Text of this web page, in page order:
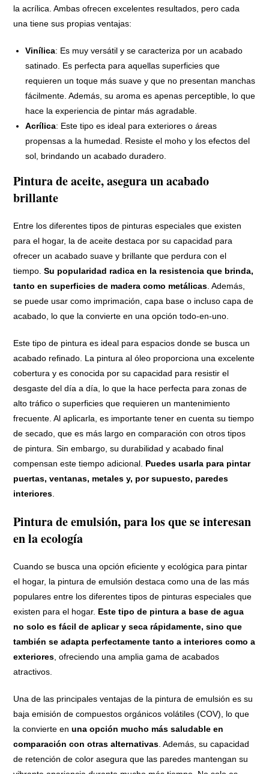
la acrílica. Ambas ofrecen excelentes resultados, pero cada
una tiene sus propias ventajas:
Vinílica: Es muy versátil y se caracteriza por un acabado
satinado. Es perfecta para aquellas superficies que
requieren un toque más suave y que no presentan manchas
fácilmente. Además, su aroma es apenas perceptible, lo que
hace la experiencia de pintar más agradable.
Acrílica: Este tipo es ideal para exteriores o áreas
propensas a la humedad. Resiste el moho y los efectos del
sol, brindando un acabado duradero.
Pintura de aceite, asegura un acabado
brillante
Entre los diferentes tipos de pinturas especiales que existen
para el hogar, la de aceite destaca por su capacidad para
ofrecer un acabado suave y brillante que perdura con el
tiempo.Su popularidad radica en la resistencia que brinda,
tanto en superficies de madera como metálicas . Además,
se puede usar como imprimación, capa base o incluso capa de
acabado, lo que la convierte en una opción todo-en-uno.
Este tipo de pintura es ideal para espacios donde se busca un
acabado refinado. La pintura al óleo proporciona una excelente
cobertura y es conocida por su capacidad para resistir el
desgaste del día a día, lo que la hace perfecta para zonas de
alto tráfico o superficies que requieren un mantenimiento
frecuente. Al aplicarla, es importante tener en cuenta su tiempo
de secado, que es más largo en comparación con otros tipos
de pintura. Sin embargo, su durabilidad y acabado final
compensan este tiempo adicional. Puedes usarla para pintar
puertas, ventanas, metales y, por supuesto, paredes
interiores
Pintura de emulsión, para los que se interesan
en la ecología
Cuando se busca una opción eficiente y ecológica para pintar
el hogar, la pintura de emulsión destaca como una de las más
populares entre los diferentes tipos de pinturas especiales que
existen para el hogar. Este tipo de pintura a base de agua
no solo es fácil de aplicar y seca rápidamente, sino que
también se adapta perfectamente tanto a interiores como a
exteriores , ofreciendo una amplia gama de acabados
atractivos.
Una de las principales ventajas de la pintura de emulsión es su
baja emisión de compuestos orgánicos volátiles (COV), lo que
la convierte enuna opción mucho más saludable en
comparación con otras alternativas . Además, su capacidad
de retención de color asegura que las paredes mantengan su